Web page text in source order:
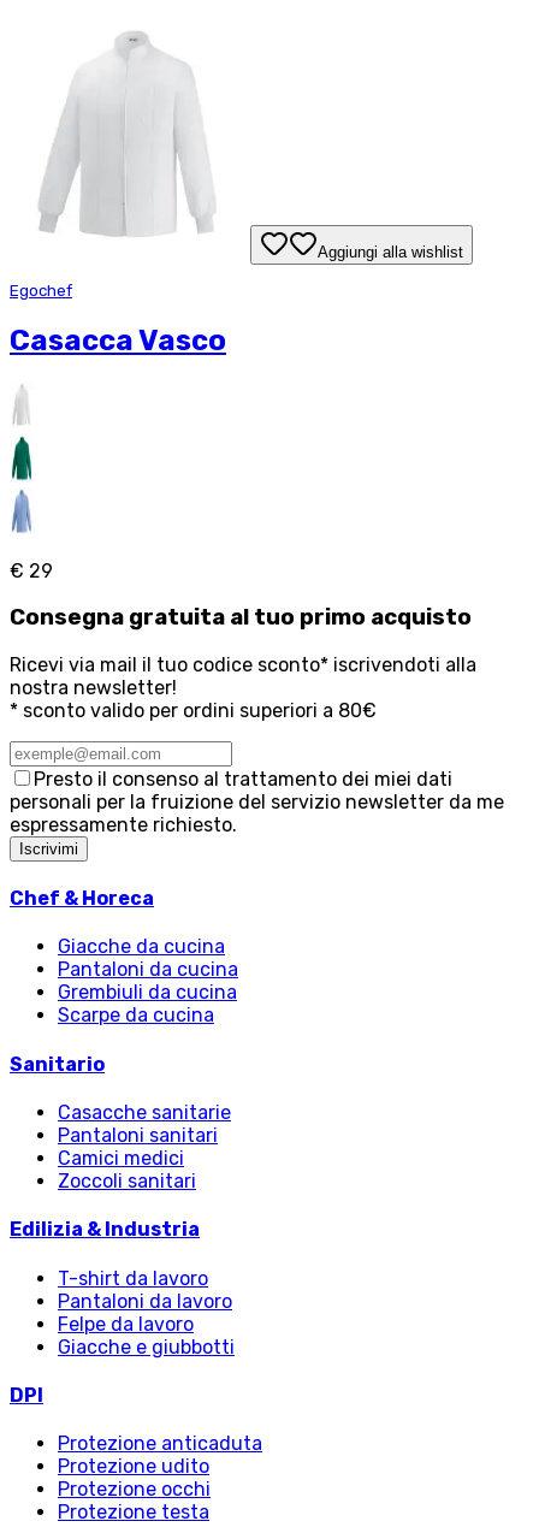
Aggiungi alla wishlist
Egochef
Casacca Vasco
€ 29
Consegna gratuita al tuo primo acquisto
Ricevi via mail il tuo codice sconto* iscrivendoti alla
nostra newsletter!
* sconto valido per ordini superiori a 80€
Presto il consenso al trattamento dei miei dati
personali per la fruizione del servizio newsletter da me
espressamente richiesto.
Iscrivimi
Chef & Horeca
Giacche da cucina
Pantaloni da cucina
Grembiuli da cucina
Scarpe da cucina
Sanitario
Casacche sanitarie
Pantaloni sanitari
Camici medici
Zoccoli sanitari
Edilizia & Industria
T-shirt da lavoro
Pantaloni da lavoro
Felpe da lavoro
Giacche e giubbotti
DPI
Protezione anticaduta
Protezione udito
Protezione occhi
Protezione testa